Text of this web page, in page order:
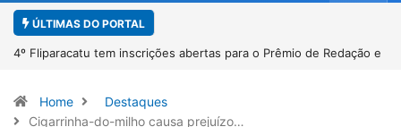
ÚLTIMAS DO PORTAL
4º Fliparacatu tem inscrições abertas para o Prêmio de Redação e
Home
Destaques
Cigarrinha-do-milho causa prejuízo…